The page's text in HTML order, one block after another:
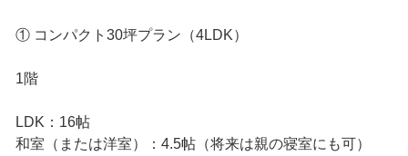
① コンパクト30坪プラン（4LDK）
1階
LDK：16帖
和室（または洋室）：4.5帖（将来は親の寝室にも可）